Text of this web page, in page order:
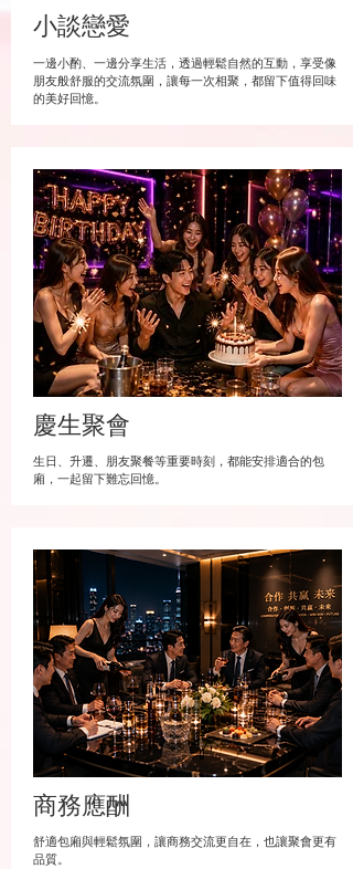
小談戀愛
一邊小酌、一邊分享生活，透過輕鬆自然的互動，享受像
朋友般舒服的交流氛圍，讓每一次相聚，都留下值得回味
的美好回憶。
慶生聚會
生日、升遷、朋友聚餐等重要時刻，都能安排適合的包
廂，一起留下難忘回憶。
商務應酬
舒適包廂與輕鬆氛圍，讓商務交流更自在，也讓聚會更有
品質。